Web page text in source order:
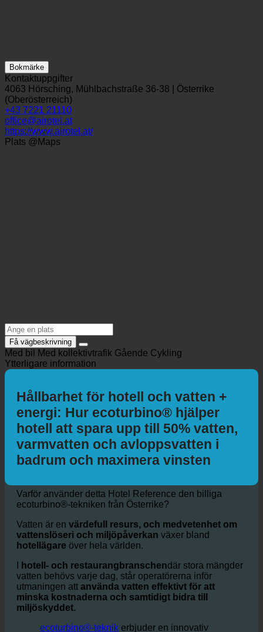
Bokmärke
Kontaktuppgifter
4063 Hörsching, Mühlbachstraße 36-38 | Österrike
(Oberösterreich)
+43 7221 21110
office@airotel.at
https://www.airotel.at/
Få vägbeskrivning
Med bil Med kollektivtrafik Gående Cykling
Hållbarhet för hotell och vatten +
energi: Hur ecoturbino® hjälper
hotell att spara upp till 50% vatten,
varmvatten och avloppsvatten i
ecoturbino®-tekniken från Österrike?
Vatten är en värdefull resurs, och medvetenhet om
vattenslöseri och miljöpåverkan
hotellägareöver hela världen.
Ihotell- och restaurangbranschendär stora mängder
vatten behövs varje dag, står operatörerna inför
utmaningen att
använda vatten effektivt för att
minska kostnaderna och samtidigt bidra till
miljöskyddet.